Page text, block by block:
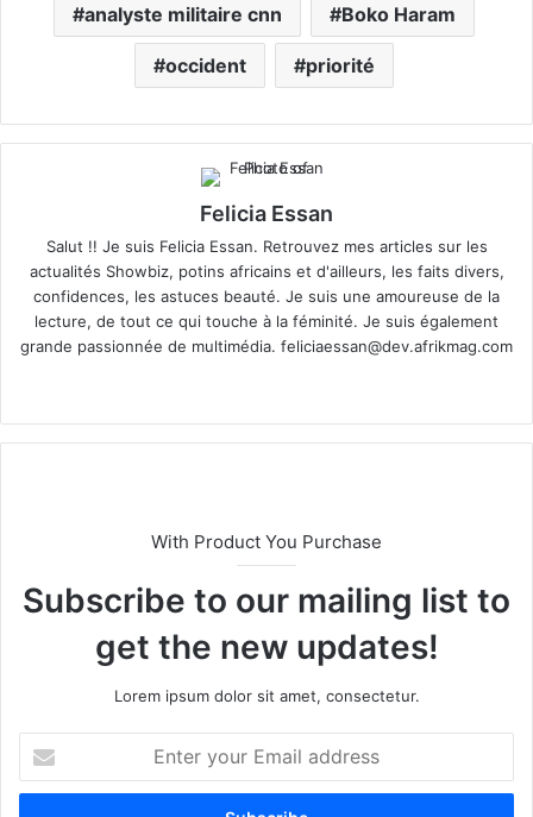
analyste militaire cnn Boko Haram
occident priorité
Felicia Essan
Salut !! Je suis Felicia Essan. Retrouvez mes articles sur les
actualités Showbiz, potins africains et d'ailleurs, les faits divers,
confidences, les astuces beauté. Je suis une amoureuse de la
lecture, de tout ce qui touche à la féminité. Je suis également
grande passionnée de multimédia. feliciaessan@dev.afrikmag.com
te
With Product You Purchase
Subscribe to our mailing list to
get the new updates!
Lorem ipsum dolor sit amet, consectetur.
t